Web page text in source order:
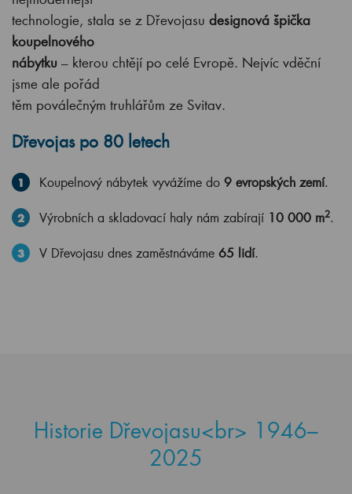
technologie, stala se z Dřevojasu designová špička
koupelnového
nábytku – kterou chtějí po celé Evropě. Nejvíc vděční
jsme ale pořád
těm poválečným truhlářům ze Svitav.
Dřevojas po 80 letech
Koupelnový nábytek vyvážíme do 9 evropských zemí.
Výrobních a skladovací haly nám zabírají 10 000 m2.
V Dřevojasu dnes zaměstnáváme 65 lidí.
Historie Dřevojasu<br> 1946–
2025